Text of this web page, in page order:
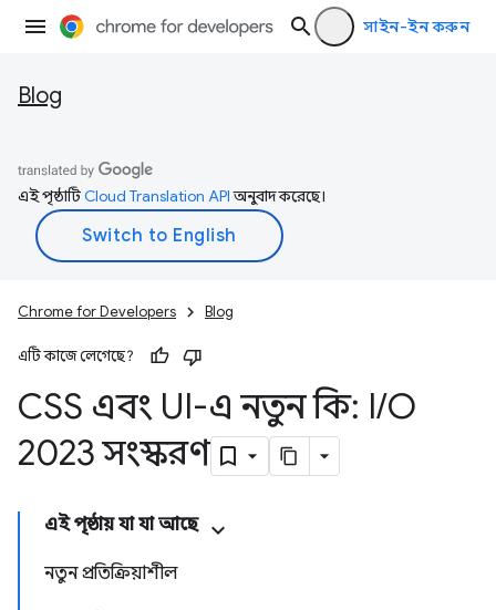
সাইন-ইন করুন
Blog
এই পৃষ্ঠাটিCloud Translation APIঅনুবাদ করেছে।
Chrome for Developers Blog
এটি কাজে লেগেছে?
CSS এবং UI-এ নতুন কি: I/O
2023 সংস্করণ
এই পৃষ্ঠায় যা যা আছে
নতুন প্রতিক্রিয়াশীল